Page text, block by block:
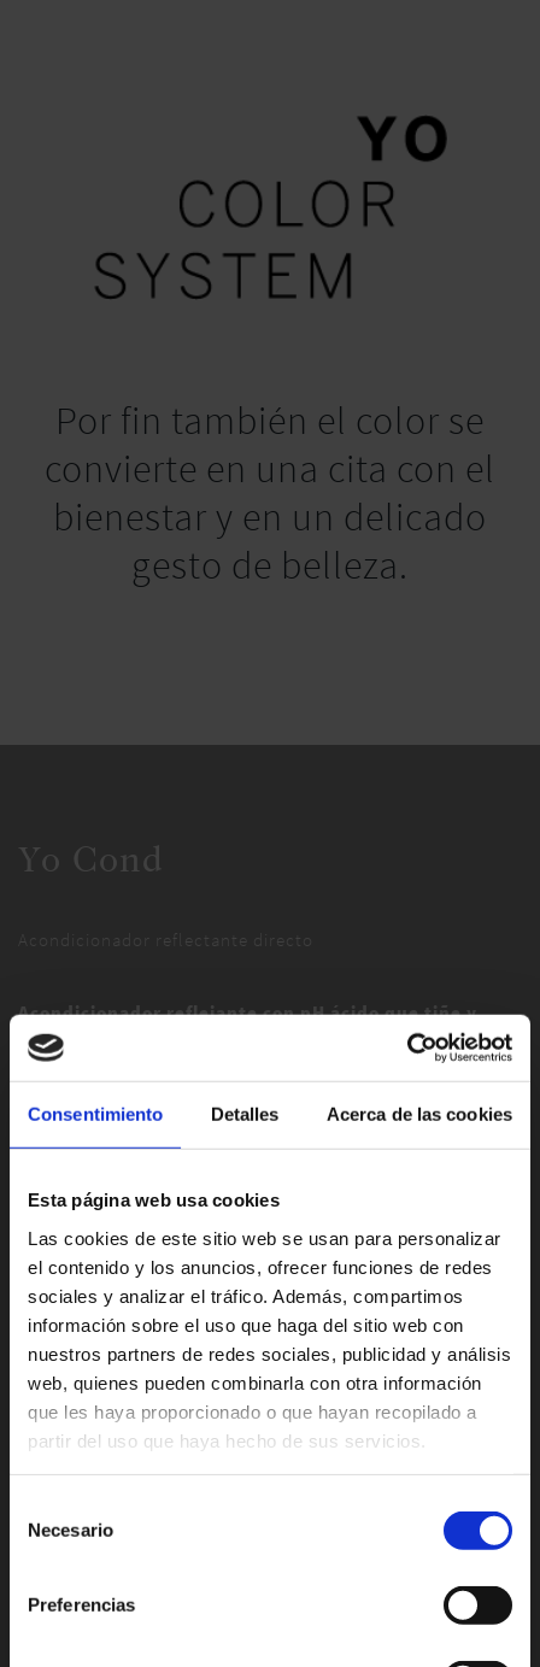
Consentimiento Detalles Acerca de las cookies
Esta página web usa cookies
Las cookies de este sitio web se usan para personalizar
el contenido y los anuncios, ofrecer funciones de redes
sociales y analizar el tráfico. Además, compartimos
información sobre el uso que haga del sitio web con
nuestros partners de redes sociales, publicidad y análisis
web, quienes pueden combinarla con otra información
que les haya proporcionado o que hayan recopilado a
partir del uso que haya hecho de sus servicios.
Necesario
Preferencias
Por fin también el color se
convierte en una cita con el
bienestar y en un delicado
gesto de belleza.
Yo Cond
Acondicionador reflectante directo
Acondicionador reflejante con pH ácido que tiñe y
nutre el cabello en un único gesto, cerrando
perfectamente la cutícola. Intensifica el reflejo y da al
cabello la máxima luminosidad y un color lleno de
vida.
Los matices están disponibles en frasco de 200 ml.
Contiene hasta el 88 % de ingredientes de origen
natural: valor calculado según la norma técnica ISO
16128.